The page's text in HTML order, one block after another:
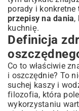
Lista zakupów,
sezonowe
Jak unikać
Podstawowe
mieć w swojej
Warzywa, strączki
Tanie źródła
w rozsądnych
Proste i szybkie
porady i konkretne
przepisy na dania,
kuchnię.
Definicja
Co to właściwie
i oszczędnie? To
suchej kaszy i
filozofia, która
wykorzystaniu